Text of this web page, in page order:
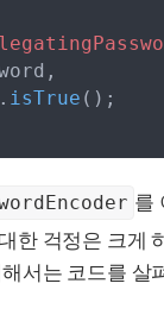
,
. isTrue ( ) ;
를
한 걱정은 크게
서는 코드를 살